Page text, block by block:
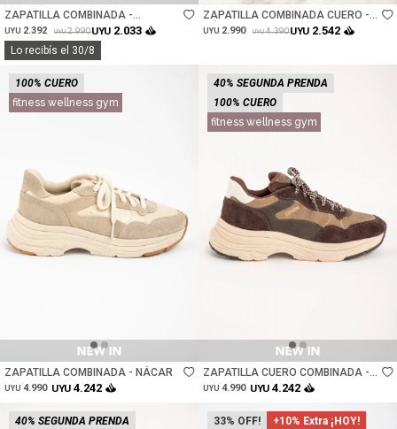
ZAPATILLA COMBINADA -
CHOCOLATE
UYU 2.392 UYU 2.990UYU 2.033
Lo recibís el 30/8
ZAPATILLA COMBINADA CUERO -
NÁCAR
UYU 2.990 UYU 4.390UYU 2.542
100% CUERO
fitness wellness gym
Talle
ZAPATILLA COMBINADA - NÁCAR
UYU 4.990 UYU 4.242
100% CUERO
40% SEGUNDA PRENDA
fitness wellness gym
Talle
ZAPATILLA CUERO COMBINADA -
CHOCOLATE
UYU 4.990 UYU 4.242
40% SEGUNDA PRENDA 33 +10% Extra ¡HOY!